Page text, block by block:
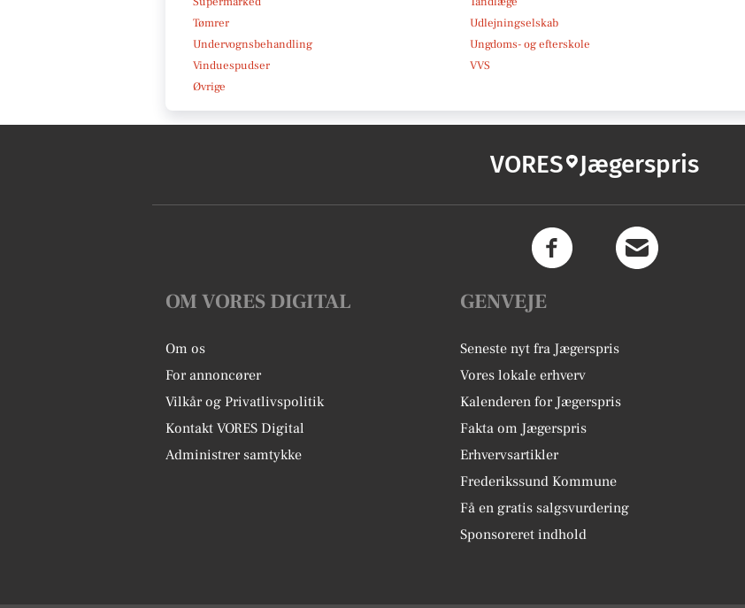
Tømrer
Udlejningselskab
Undervognsbehandling
Ungdoms- og efterskole
Vinduespudser
VVS
Øvrige
VORES Jægerspris
OM VORES DIGITAL
Om os
For annoncører
Vilkår og Privatlivspolitik
Kontakt VORES Digital
Administrer samtykke
GENVEJE
Seneste nyt fra Jægerspris
Vores lokale erhverv
Kalenderen for Jægerspris
Fakta om Jægerspris
Erhvervsartikler
Frederikssund Kommune
Få en gratis salgsvurdering
Sponsoreret indhold